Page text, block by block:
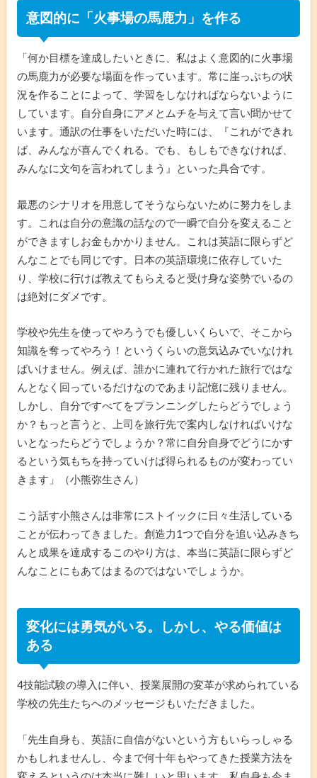
意図的に「火事場の馬鹿力」を作る
「何か目標を達成したいときに、私はよく意図的に火事場
の馬鹿力が必要な場面を作っています。常に崖っぷちの状
況を作ることによって、学習をしなければならないように
しています。自分自身にアメとムチを与えて言い聞かせて
います。通訳の仕事をいただいた時には、『これができれ
ば、みんなが喜んでくれる。でも、もしもできなければ、
みんなに文句を言われてしまう』といった具合です。
最悪のシナリオを用意してそうならないために努力をしま
す。これは自分の意識の話なので一瞬で自分を変えること
ができますしお金もかかりません。これは英語に限らずど
んなことでも同じです。日本の英語環境に依存していた
り、学校に行けば教えてもらえると受け身な姿勢でいるの
は絶対にダメです。
学校や先生を使ってやろうでも優しいくらいで、そこから
知識を奪ってやろう！というくらいの意気込みでいなけれ
ばいけません。例えば、誰かに連れて行かれた旅行ではな
んとなく回っているだけなのであまり記憶に残りません。
しかし、自分ですべてをプランニングしたらどうでしょう
か？もっと言うと、上司を旅行先で案内しなければいけな
いとなったらどうでしょうか？常に自分自身でどうにかす
るという気もちを持っていけば得られるものが変わってい
きます」（小熊弥生さん）
こう話す小熊さんは非常にストイックに日々生活している
ことが伝わってきました。創造力1つで自分を追い込みきち
んと成果を達成するこのやり方は、本当に英語に限らずど
んなことにもあてはまるのではないでしょうか。
変化には勇気がいる。しかし、やる価値は
ある
4技能試験の導入に伴い、授業展開の変革が求められている
学校の先生たちへのメッセージもいただきました。
「先生自身も、英語に自信がないという方もいらっしゃる
かもしれませんし、今まで何十年もやってきた授業方法を